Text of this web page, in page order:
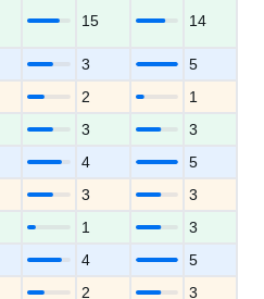
15 14
3
5
2
1
3
3
4
5
3
3
1
3
4
5
2
3